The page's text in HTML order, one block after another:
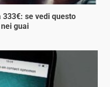
333€: se vedi questo
guai